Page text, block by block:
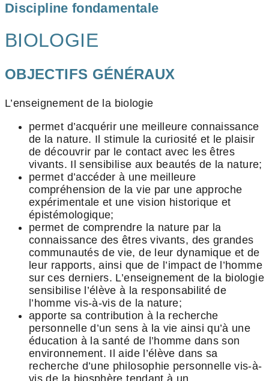
Discipline fondamentale
BIOLOGIE
OBJECTIFS GÉNÉRAUX
L’enseignement de la biologie
permet d’acquérir une meilleure connaissance
de la nature. Il stimule la curiosité et le plaisir
de découvrir par le contact avec les êtres
vivants. Il sensibilise aux beautés de la nature;
permet d’accéder à une meilleure
compréhension de la vie par une approche
expérimentale et une vision historique et
épistémologique;
permet de comprendre la nature par la
connaissance des êtres vivants, des grandes
communautés de vie, de leur dynamique et de
leur rapports, ainsi que de l’impact de l’homme
sur ces derniers. L’enseignement de la biologie
sensibilise l’élève à la responsabilité de
l’homme vis-à-vis de la nature;
apporte sa contribution à la recherche
personnelle d’un sens à la vie ainsi qu’à une
éducation à la santé de l’homme dans son
environnement. Il aide l’élève dans sa
recherche d’une philosophie personnelle vis-à-
vis de la biosphère tendant à un